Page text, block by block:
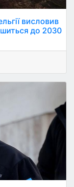
висловив
до 2030